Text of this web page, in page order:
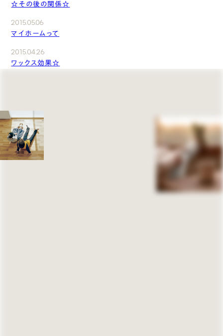
☆その後の関係☆
2015.05.06
マイホームって
2015.04.26
ワックス効果☆